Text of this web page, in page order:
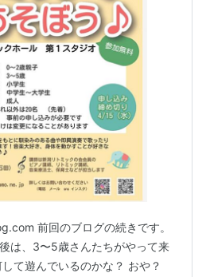
前回のブログの続きです。
は、3〜5歳さんたちがやって来
て遊んでいるのかな？ おや？